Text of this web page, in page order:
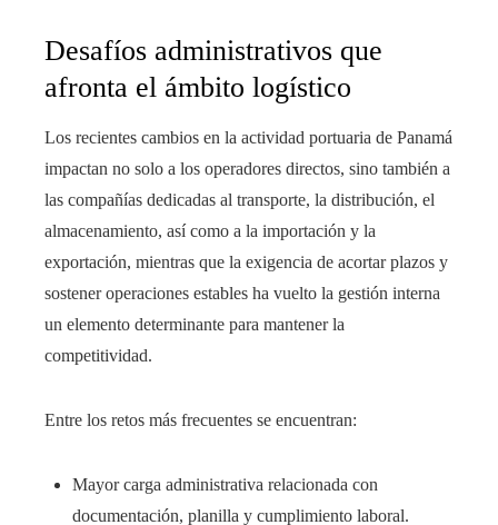
Desafíos administrativos que
afronta el ámbito logístico
Los recientes cambios en la actividad portuaria de Panamá
impactan no solo a los operadores directos, sino también a
las compañías dedicadas al transporte, la distribución, el
almacenamiento, así como a la importación y la
exportación, mientras que la exigencia de acortar plazos y
sostener operaciones estables ha vuelto la gestión interna
un elemento determinante para mantener la
competitividad.
Entre los retos más frecuentes se encuentran:
Mayor carga administrativa relacionada con
documentación, planilla y cumplimiento laboral.